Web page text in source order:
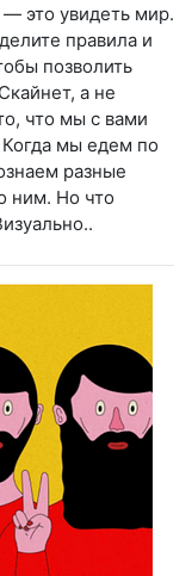
это увидеть мир.
правила и
позволить
а не
что мы с вами
мы едем по
разные
ним. Но что